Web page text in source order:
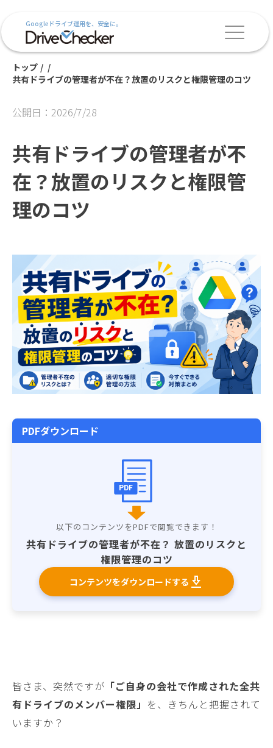
Googleドライブ運用を、安全に。
トップ / /
共有ドライブの管理者が不在？放置のリスクと権限管理のコツ
公開日：2026/7/28
共有ドライブの管理者が不
在？放置のリスクと権限管
理のコツ
PDFダウンロード
PDF
共有ドライブの管理者が不在？ 放置のリスクと
権限管理のコツ
コンテンツをダウンロードする
皆さま、突然ですが 「ご自身の会社で作成された全共
有ドライブのメンバー権限」 を、きちんと把握されて
いますか？